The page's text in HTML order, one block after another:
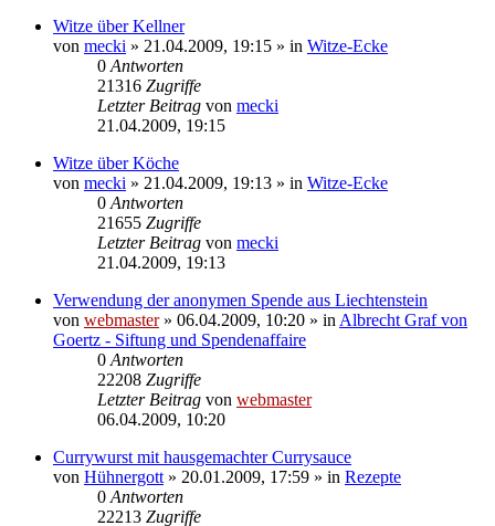
Witze über Kellner
von mecki » 21.04.2009, 19:15 » in Witze-Ecke
0 Antworten
21316 Zugriffe
Letzter Beitrag von mecki
21.04.2009, 19:15
Witze über Köche
von mecki » 21.04.2009, 19:13 » in Witze-Ecke
0 Antworten
21655 Zugriffe
Letzter Beitrag von mecki
21.04.2009, 19:13
Verwendung der anonymen Spende aus Liechtenstein
von webmaster» 06.04.2009, 10:20 » in Albrecht Graf von
Goertz - Siftung und Spendenaffaire
0 Antworten
22208 Zugriffe
Letzter Beitrag von webmaster
06.04.2009, 10:20
Currywurst mit hausgemachter Currysauce
von Hühnergott » 20.01.2009, 17:59 » in Rezepte
0 Antworten
22213 Zugriffe